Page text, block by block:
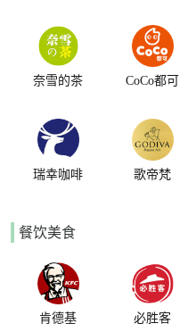
奈雪的茶 CoCo都可
瑞幸咖啡 歌帝梵
餐饮美食
肯德基 必胜客